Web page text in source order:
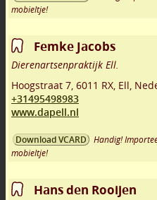
mobieltje!
Femke Jacobs
Dierenartsenpraktijk Ell.
Hoogstraat 7 6011 RX Ell
+31495498983
www.dapell.nl
Download VCARD
Handig!
mobieltje!
Hans den Rooijen